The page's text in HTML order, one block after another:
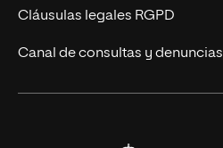
UNIR Revista
Eventos
Cláusulas legales RGPD
Canal de consultas y denuncias